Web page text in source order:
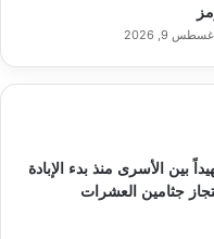
9, 2026
الأسير: 80 شهيداً بين الأسرى منذ بدء الإبادة
جثامين العشرات